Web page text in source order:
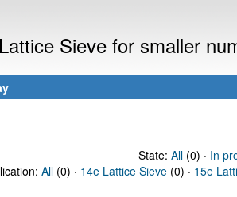
Sieve for smaller
State: All(0) · In
All (0) · 14e Lattice Sieve (0) · 15e